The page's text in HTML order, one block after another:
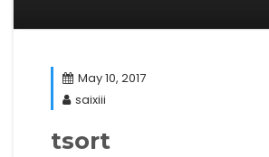
May 10, 2017
saixiii
tsort